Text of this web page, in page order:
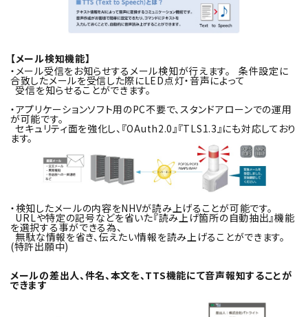
【メール検知機能】
・メール受信をお知らせするメール検知が行えます。 条件設定に
合致したメールを受信した際にLED点灯・音声によって
受信を知らせることができます。
・アプリケーションソフト用のPC不要で、スタンドアローンでの運用
が可能です。
セキュリティ面を強化し、『OAuth2.0』『TLS1.3』にも対応しており
ます。
・検知したメールの内容をNHVが読み上げることが可能です。
URLや特定の記号などを省いた『読み上げ箇所の自動抽出』機能
を選択する事ができる為、
無駄な情報を省き、伝えたい情報を読み上げることができます。
(特許出願中)
メールの差出人、件名、本文を、TTS機能にて音声報知することが
できます